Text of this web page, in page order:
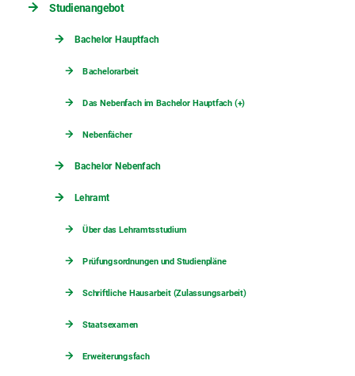
Studienangebot
Bachelor Hauptfach
Bachelorarbeit
Das Nebenfach im Bachelor Hauptfach (+)
Nebenfächer
Bachelor Nebenfach
Lehramt
Über das Lehramtsstudium
Prüfungsordnungen und Studienpläne
Schriftliche Hausarbeit (Zulassungsarbeit)
Staatsexamen
Erweiterungsfach